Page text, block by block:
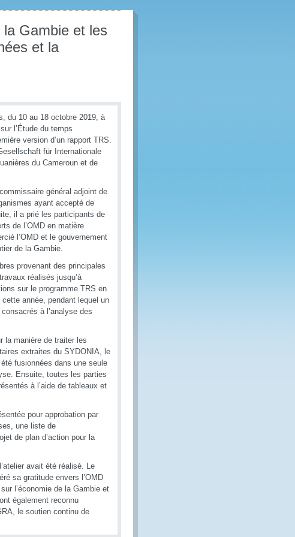
la Gambie et les
et la
du 10 au 18 octobre 2019, à
l’Étude du temps
version d’un rapport TRS.
für Internationale
du Cameroun et de
général adjoint de
ayant accepté de
il a prié les participants de
de l’OMD en matière
l’OMD et le gouvernement
de la Gambie.
provenant des principales
réalisés jusqu’à
sur le programme TRS en
année, pendant lequel un
à l’analyse des
la manière de traiter les
extraites du SYDONIA, le
fusionnées dans une seule
Ensuite, toutes les parties
à l’aide de tableaux et
pour approbation par
une liste de
de plan d’action pour la
avait été réalisé. Le
sa gratitude envers l’OMD
l’économie de la Gambie et
également reconnu
le soutien continu de